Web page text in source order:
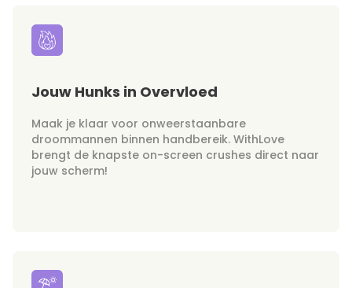
Jouw Hunks in Overvloed
Maak je klaar voor onweerstaanbare
droommannen binnen handbereik. WithLove
brengt de knapste on-screen crushes direct naar
jouw scherm!